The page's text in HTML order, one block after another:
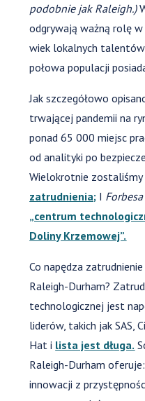
podobnie jak Raleigh.)
odgrywają ważną rolę
wiek lokalnych
połowa populacji
Jak szczegółowo
trwającej pandemii na
ponad 65 000 miejsc
od analityki po
Wielokrotnie
zatrudnienia; I Forbesa
„centrum
Doliny Krzemowej”.
Co napędza
Raleigh-Durham?
technologicznej jest
liderów, takich jak SAS,
Hat i lista jest długa.
Raleigh-Durham oferuje:
innowacji z